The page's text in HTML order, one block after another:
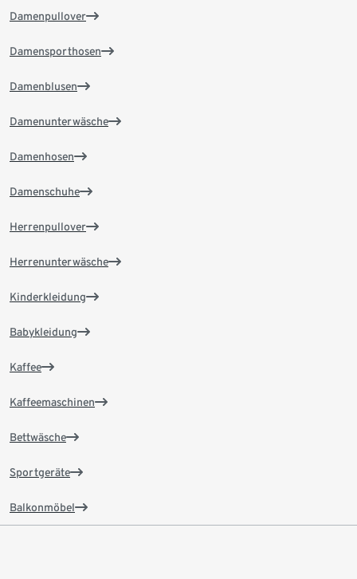
Damenpullover
Damensporthosen
Damenblusen
Damenunterwäsche
Damenhosen
Damenschuhe
Herrenpullover
Herrenunterwäsche
Kinderkleidung
Babykleidung
Kaffee
Kaffeemaschinen
Bettwäsche
Sportgeräte
Balkonmöbel